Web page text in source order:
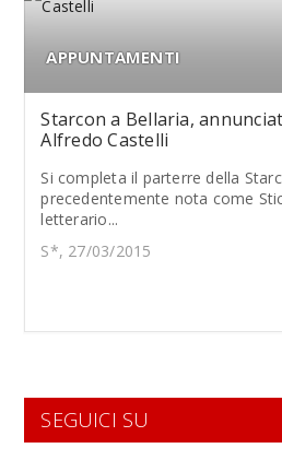
APPUNTAMENTI
Starcon a Bellaria,
Alfredo Castelli
Si completa il parterre della
precedentemente nota come
letterario...
S*, 27/03/2015
SEGUICI SU